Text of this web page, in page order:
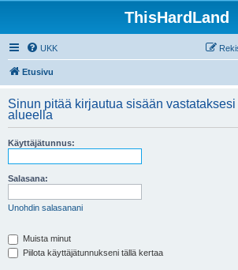
ThisHardLand
UKK
Etusivu
Sinun pitää kirjautua sisään
alueella
Käyttäjätunnus:
Salasana:
Unohdin salasanani
Muista minut
Piilota käyttäjätunnukseni tällä kertaa